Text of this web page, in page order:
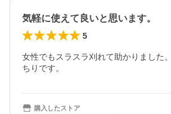
気軽に使えて良いと思います。
5
女性でもスラスラ刈れて助かりました
ちりです。
購入したストア